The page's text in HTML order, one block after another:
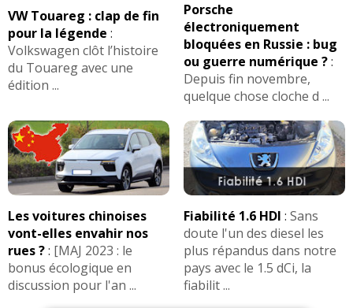
VW Touareg : clap de fin
pour la légende :
Volkswagen clôt l’histoire
du Touareg avec une
édition ...
Porsche
électroniquement
bloquées en Russie : bug
ou guerre numérique ?:
Depuis fin novembre,
quelque chose cloche d ...
Les voitures chinoises
vont-elles envahir nos
rues ?: [MAJ 2023 : le
bonus écologique en
discussion pour l'an ...
Fiabilité 1.6 HDI : Sans
doute l'un des diesel les
plus répandus dans notre
pays avec le 1.5 dCi, la
fiabilit ...